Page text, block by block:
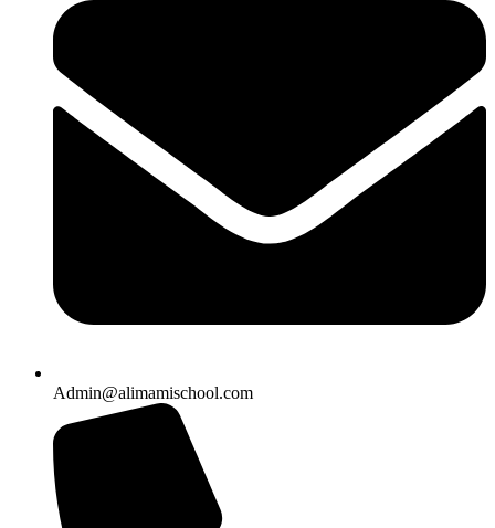
Admin@alimamischool.com